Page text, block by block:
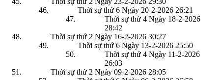
Thời sự thứ 6 Ngày 20-2-2026 26:21
Thời sự thứ 4 Ngày 18-2-2026
28:42
Thời sự thứ 2 Ngày 16-2-2026 30:27
Thời sự thứ 6 Ngày 13-2-2026 25:50
Thời sự thứ 4 Ngày 11-2-2026
26:03
Thời sự thứ 2 Ngày 09-2-2026 28:05